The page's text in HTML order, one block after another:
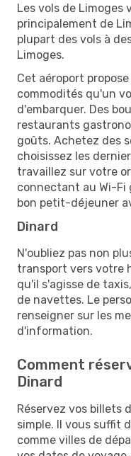
Les vols de Limoges
principalement de
plupart des vols à
Limoges.
Cet aéroport
commodités qu'un
d'embarquer. Des
restaurants
goûts. Achetez des
choisissez les
travaillez sur votre
connectant au Wi-
bon petit-déjeuner
Dinard
N'oubliez pas non
transport vers votre
qu'il s'agisse de
de navettes. Le
renseigner sur les
d'information.
Comment
Dinard
Réservez vos billets
simple. Il vous suffit
comme villes de